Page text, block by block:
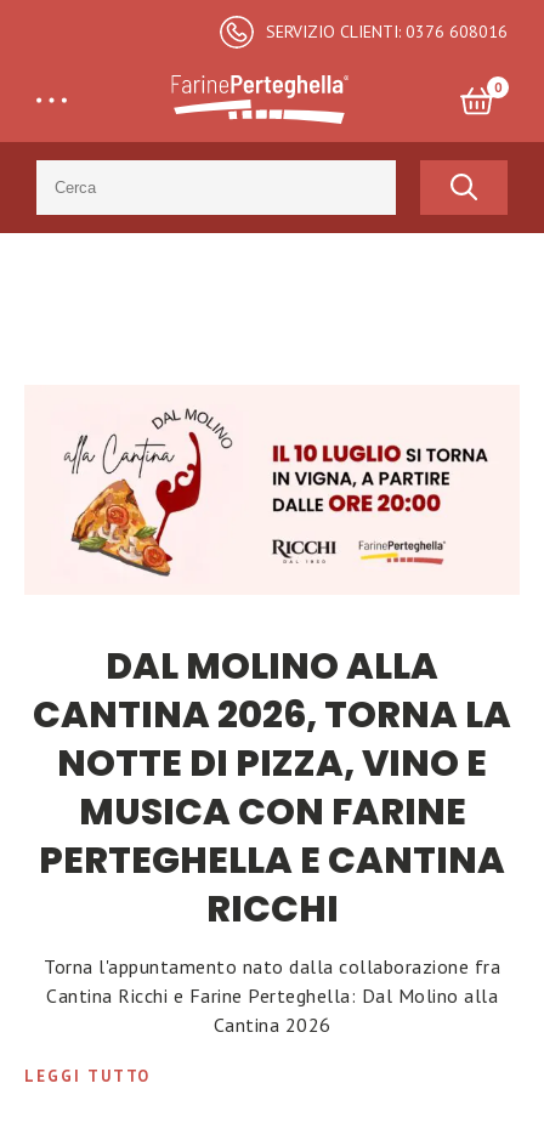
SERVIZIO CLIENTI: 0376 608016
0
Search
for:
DAL MOLINO ALLA
CANTINA 2026, TORNA LA
NOTTE DI PIZZA, VINO E
MUSICA CON FARINE
PERTEGHELLA E CANTINA
RICCHI
Torna l'appuntamento nato dalla collaborazione fra
Cantina Ricchi e Farine Perteghella: Dal Molino alla
Cantina 2026
LEGGI TUTTO